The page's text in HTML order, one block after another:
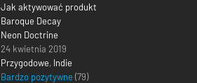
Jak aktywować produkt
Baroque Decay
Neon Doctrine
24 kwietnia 2019
Przygodowe, Indie
Bardzo pozytywne (79)